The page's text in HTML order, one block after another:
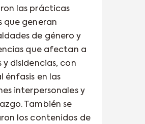
las prácticas
que generan
de género y
que afectan a
y disidencias, con
énfasis en las
interpersonales y
También se
los contenidos de